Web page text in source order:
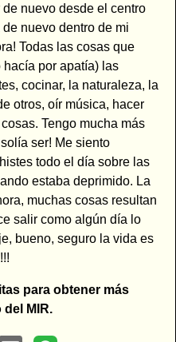
nuevo desde el centro
nuevo dentro de mi
Todas las cosas que
por apatía) las
cocinar, la naturaleza, la
otros, oír música, hacer
Tengo mucha más
ser! Me siento
todo el día sobre las
estaba deprimido. La
muchas cosas resultan
salir como algún día lo
bueno, seguro la vida es
para obtener más
MIR.